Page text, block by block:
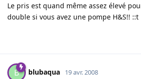
Le pris est quand même assez élevé
double si vous avez une pompe H&S!! ::t
B blubaqua 19 avr. 2008